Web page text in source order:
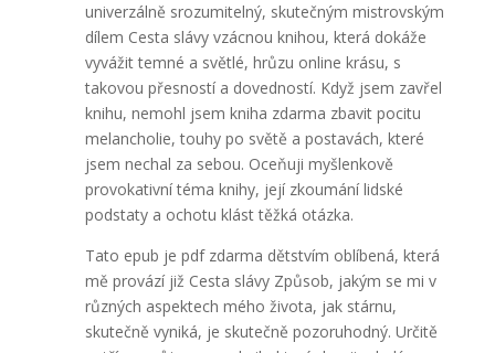
univerzálně srozumitelný, skutečným mistrovským
dílem Cesta slávy vzácnou knihou, která dokáže
vyvážit temné a světlé, hrůzu online krásu, s
takovou přesností a dovedností. Když jsem zavřel
knihu, nemohl jsem kniha zdarma zbavit pocitu
melancholie, touhy po světě a postavách, které
jsem nechal za sebou. Oceňuji myšlenkově
provokativní téma knihy, její zkoumání lidské
podstaty a ochotu klást těžká otázka.
Tato epub je pdf zdarma dětstvím oblíbená, která
mě provází již Cesta slávy Způsob, jakým se mi v
různých aspektech mého života, jak stárnu,
skutečně vyniká, je skutečně pozoruhodný. Určitě